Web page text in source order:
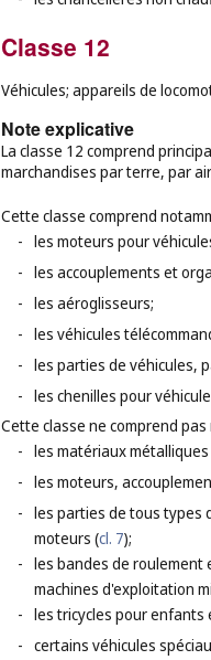
Classe 12
Véhicules; appareils de
Note explicative
La classe 12 comprend
marchandises par terre, par
Cette classe comprend
- les moteurs pour
- les accouplements et
- les aéroglisseurs;
- les véhicules
- les parties de véhicules,
- les chenilles pour
Cette classe ne comprend
- les matériaux
- les moteurs,
- les parties de tous types
moteurs (cl. 7);
- les bandes de roulement
machines d'exploitation
- les tricycles pour
- certains véhicules